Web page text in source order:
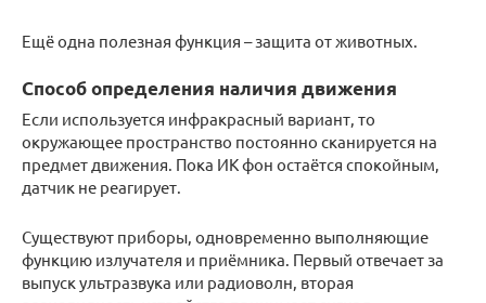
Ещё одна полезная функция – защита от животных.
Способ определения наличия движения
Если используется инфракрасный вариант, то
окружающее пространство постоянно сканируется на
предмет движения. Пока ИК фон остаётся спокойным,
датчик не реагирует.
Существуют приборы, одновременно выполняющие
функцию излучателя и приёмника. Первый отвечает за
выпуск ультразвука или радиоволн, вторая